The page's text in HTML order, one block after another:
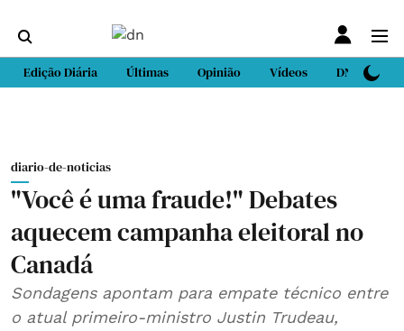
Edição Diária Últimas Opinião Vídeos DN Sport
diario-de-noticias
"Você é uma fraude!" Debates
aquecem campanha eleitoral no
Canadá
Sondagens apontam para empate técnico entre
o atual primeiro-ministro Justin Trudeau,